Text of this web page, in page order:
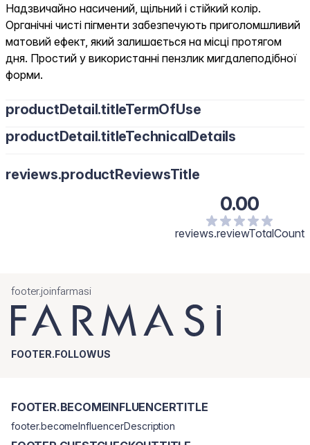
Надзвичайно насичений, щільний і стійкий колір.
Органічні чисті пігменти забезпечують приголомшливий
матовий ефект, який залишається на місці протягом
дня. Простий у використанні пензлик мигдалеподібної
форми.
productDetail.titleTermOfUse
productDetail.titleTechnicalDetails
reviews.productReviewsTitle
0.00
reviews.reviewTotalCount
footer.joinfarmasi
FOOTER.FOLLOWUS
FOOTER.BECOMEINFLUENCERTITLE
footer.becomeInfluencerDescription